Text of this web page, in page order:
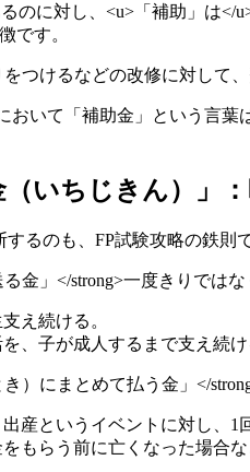
のに対し、<u>「補助」は
です。
つけるなどの改修に対して
おいて「補助金」という言
いちじきん）」
るのも、FP試験攻略の鉄則で
金」</strong>一度きりで
え続ける。
、子が成人するまで支え続け
）にまとめて払う金」</
産というイベントに対し、1
もらう前に亡くなった場合